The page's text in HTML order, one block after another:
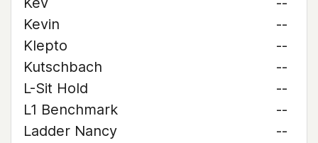
Kevin
--
Klepto
--
Kutschbach
--
L-Sit Hold
--
L1 Benchmark
--
Ladder Nancy
--